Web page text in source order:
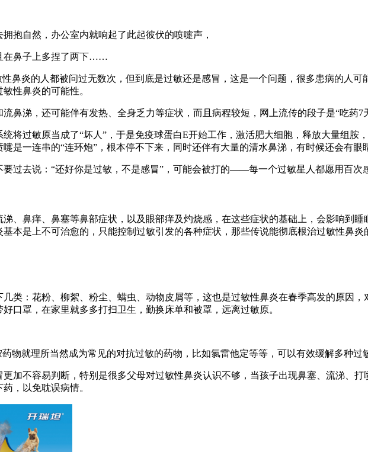
抱自然，办公室内就响起了此起彼伏的喷嚏声，
在鼻子上多捏了两下……
鼻炎的人都被问过无数次，但到底是过敏还是感冒，这是一个问题，很多患病的人
性鼻炎的可能性。
鼻涕，还可能伴有发热、全身乏力等症状，而且病程较短，网上流传的段子是“吃药7
将过敏原当成了“坏人”，于是免疫球蛋白E开始工作，激活肥大细胞，释放大量组胺
是一连串的“连环炮”，根本停不下来，同时还伴有大量的清水鼻涕，有时候还会有眼
过去说：“还好你是过敏，不是感冒”，可能会被打的——每一个过敏星人都愿用百次
、鼻痒、鼻塞等鼻部症状，以及眼部痒及灼烧感，在这些症状的基础上，会影响到
本是上不可治愈的，只能控制过敏引发的各种症状，那些传说能彻底根治过敏性鼻炎
类：花粉、柳絮、粉尘、螨虫、动物皮屑等，这也是过敏性鼻炎在春季高发的原因
口罩，在家里就多多打扫卫生，勤换床单和被罩，远离过敏原。
物就理所当然成为常见的对抗过敏的药物，比如氯雷他定等等，可以有效缓解多种过
加不容易判断，特别是很多父母对过敏性鼻炎认识不够，当孩子出现鼻塞、流涕、
，以免耽误病情。